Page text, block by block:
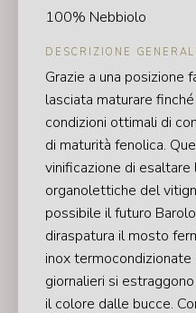
100% Nebbiolo
DESCRIZIONE
Grazie a una posizione
lasciata maturare
condizioni ottimali di
di maturità fenolica.
vinificazione di
organolettiche del
possibile il futuro
diraspatura il mosto
inox
giornalieri si
il colore dalle bucce.